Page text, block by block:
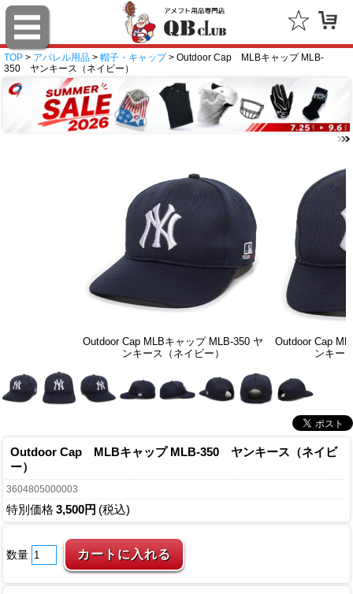
TOP > アパレル用品 > 帽子・キャップ> Outdoor Cap MLBキャップ MLB-
350 ヤンキース（ネイビー）
Outdoor Cap MLBキャップ MLB-350 ヤ
ンキース（ネイビー）
Outdoor Cap
ンキー
Outdoor Cap MLBキャップ MLB-350 ヤンキース（ネイビ
ー）
3604805000003
特別価格 3,500円 (税込)
数量